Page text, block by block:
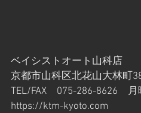
ベイシストオート山科店
京都市山科区北花山大林町
TEL/FAX　075-286-8626　
https://ktm-kyoto.com